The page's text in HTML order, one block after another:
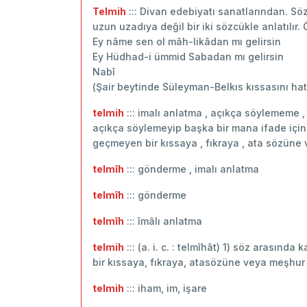
Telmih ::: Divan edebiyatı sanatlarından.
uzun uzadıya değil bir iki sözcükle anlatılır.
Ey nâme sen ol mâh-likâdan mı gelirsin
Ey Hüdhad-i ümmid Sabadan mı gelirsin
Nabî
(Şair beytinde Süleyman-Belkıs kıssasını
telmih ::: imalı anlatma , açıkça
açıkça söylemeyip başka bir mana ifade
geçmeyen bir kıssaya , fıkraya , ata
telmîh ::: gönderme , imalı anlatma
telmîh ::: ‬gönderme
telmîh ::: îmâlı anlatma
telmih ::: (a. i. c. : telmîhât) 1) söz arasında
bir kıssaya, fıkraya, atasözüne veya
telmih ::: iham, im, işare